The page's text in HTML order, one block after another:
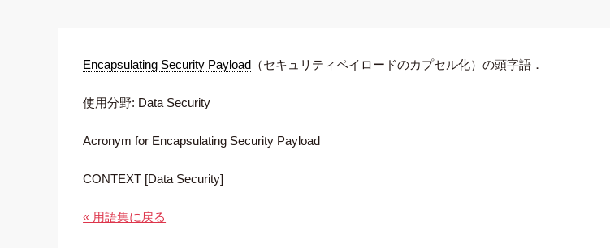
Encapsulating Security Payload （セキュリティペイロードのカプセル化）の頭字語．
使用分野: Data Security
Acronym for Encapsulating Security Payload
CONTEXT [Data Security]
« 用語集に戻る